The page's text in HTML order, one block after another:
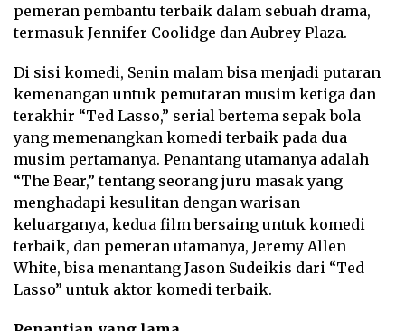
pemeran pembantu terbaik dalam sebuah drama,
termasuk Jennifer Coolidge dan Aubrey Plaza.
Di sisi komedi, Senin malam bisa menjadi putaran
kemenangan untuk pemutaran musim ketiga dan
terakhir “Ted Lasso,” serial bertema sepak bola
yang memenangkan komedi terbaik pada dua
musim pertamanya. Penantang utamanya adalah
“The Bear,” tentang seorang juru masak yang
menghadapi kesulitan dengan warisan
keluarganya, kedua film bersaing untuk komedi
terbaik, dan pemeran utamanya, Jeremy Allen
White, bisa menantang Jason Sudeikis dari “Ted
Lasso” untuk aktor komedi terbaik.